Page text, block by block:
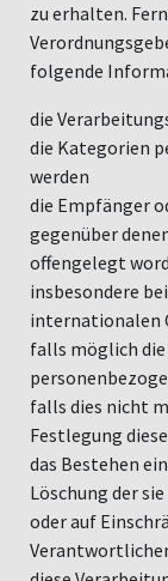
zu erhalten.
folgende
die
die Kategorien
werden
die Empfänger
gegenüber
offengelegt
insbesondere
internationalen
falls möglich die
falls dies nicht
Festlegung
das Bestehen
Löschung der
oder auf